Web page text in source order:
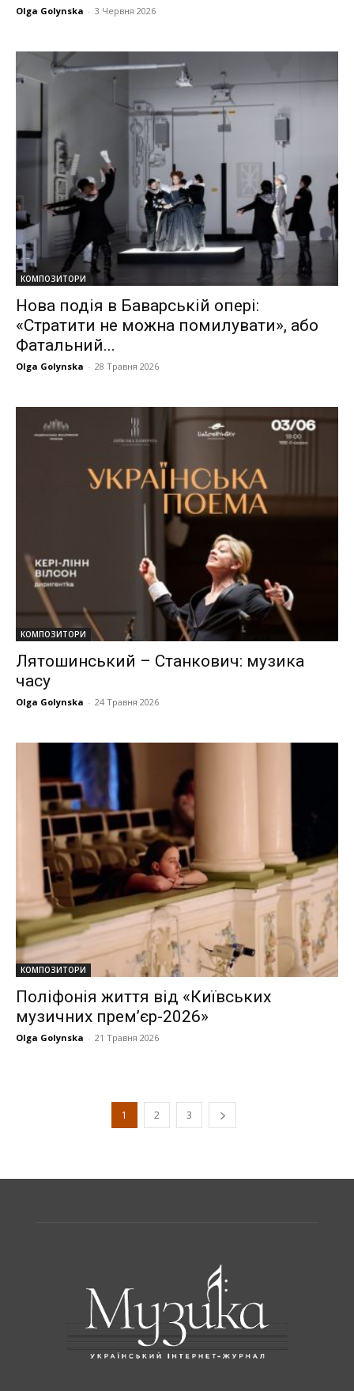
Olga Golynska - 3 Червня 2026
КОМПОЗИТОРИ
Нова подія в Баварській опері:
«Cтратити не можна помилувати», або
Фатальний...
Olga Golynska - 28 Травня 2026
КОМПОЗИТОРИ
Лятошинський – Станкович: музика
часу
Olga Golynska - 24 Травня 2026
КОМПОЗИТОРИ
Поліфонія життя від «Київських
музичних прем’єр-2026»
Olga Golynska - 21 Травня 2026
1 2 3